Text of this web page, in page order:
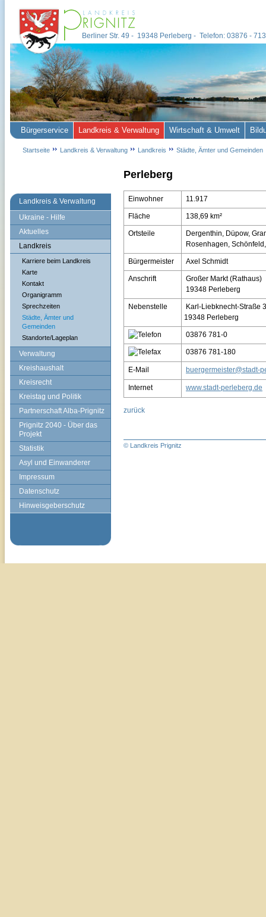
Landkreis & Verwaltung
Ukraine - Hilfe
Aktuelles
Landkreis
Karriere beim Landkreis
Karte
Kontakt
Organigramm
Sprechzeiten
Städte, Ämter und
Gemeinden
Standorte/Lageplan
Verwaltung
Kreishaushalt
Kreisrecht
Kreistag und Politik
Partnerschaft Alba-Prignitz
Prignitz 2040 - Über das
Projekt
Statistik
Asyl und Einwanderer
Impressum
Datenschutz
Hinweisgeberschutz
Perleberg
Einwohner 11.917
Fläche 138,69 km²
Ortsteile
Dergenthin, Düpow,
Rosenhagen,
Bürgermeister Axel Schmidt
Anschrift
Großer Markt (Rathaus)
19348 Perleberg
Nebenstelle
Karl-Liebknecht-Straße
19348 Perleberg
03876 781-0
03876 781-180
E-Mail buergermeister@stadt-
Internet www.stadt-perleberg.de
zurück
© Landkreis Prignitz
Berliner Str. 49 - 19348 Perleberg - Telefon: 03876 -
Bürgerservice Landkreis & Verwaltung Wirtschaft & Umwelt
Startseite Landkreis & Verwaltung Landkreis Städte, Ämter und Gemeinden